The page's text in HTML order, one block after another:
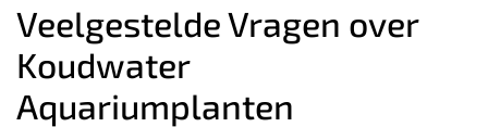
Veelgestelde Vragen over
Koudwater
Aquariumplanten